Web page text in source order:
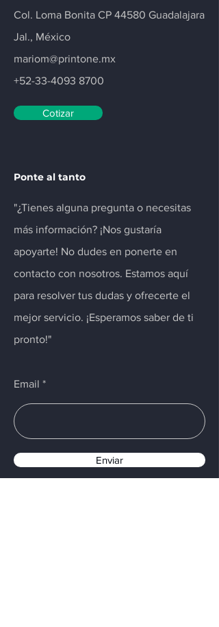
Col. Loma Bonita CP 44580 Guadalajara
Jal., México
mariom@printone.mx
+52-33-4093 8700
Cotizar
Ponte al tanto
"¿Tienes alguna pregunta o necesitas
más información? ¡Nos gustaría
apoyarte! No dudes en ponerte en
contacto con nosotros. Estamos aquí
para resolver tus dudas y ofrecerte el
mejor servicio. ¡Esperamos saber de ti
pronto!"
Email
Enviar